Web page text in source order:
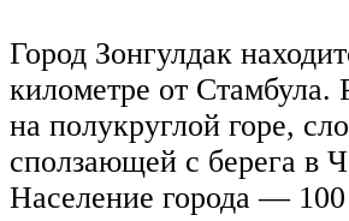
Город Зонгулдак
километре от Стамбула.
на полукруглой горе,
сползающей с берега в
Население города —